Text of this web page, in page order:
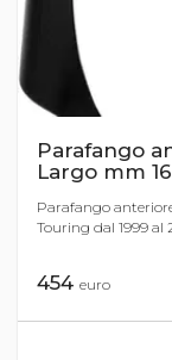
Parafango
Largo mm
Parafango
Touring dal 1999 al
454 euro